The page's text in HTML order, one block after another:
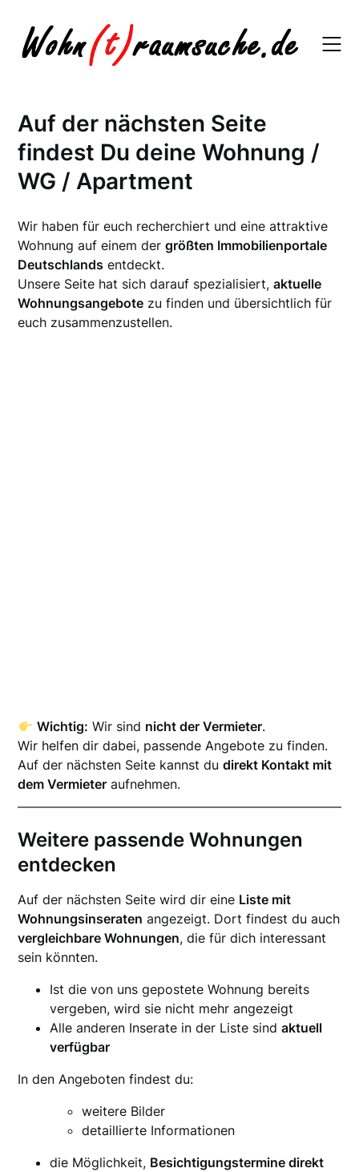
content
Auf der nächsten Seite
findest Du deine Wohnung /
WG / Apartment
Wir haben für euch recherchiert und eine attraktive
Wohnung auf einem dergrößten Immobilienportale
Deutschlands entdeckt.
Unsere Seite hat sich darauf spezialisiert,aktuelle
Wohnungsangebote zu finden und übersichtlich für
euch zusammenzustellen.
Wichtig: Wir sind nicht der Vermieter.
Wir helfen dir dabei, passende Angebote zu finden.
Auf der nächsten Seite kannst dudirekt Kontakt mit
dem Vermieter aufnehmen.
Weitere passende Wohnungen
entdecken
Auf der nächsten Seite wird dir eine Liste mit
Wohnungsinseraten angezeigt. Dort findest du auch
vergleichbare Wohnungen, die für dich interessant
sein könnten.
Ist die von uns gepostete Wohnung bereits
vergeben, wird sie nicht mehr angezeigt
Alle anderen Inserate in der Liste sindaktuell
verfügbar
In den Angeboten findest du:
weitere Bilder
detaillierte Informationen
die Möglichkeit, Besichtigungstermine direkt